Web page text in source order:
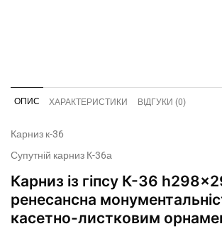
ОПИС ХАРАКТЕРИСТИКИ ВІДГУКИ (0)
Карниз к-36
Супутній карниз К-36а
Карниз із гіпсу К-36
ренесансна
касетно-листковим